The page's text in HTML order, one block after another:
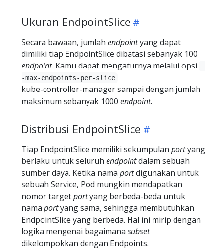
Ukuran EndpointSlice
Secara bawaan, jumlah endpointyang dapat
dimiliki tiap EndpointSlice dibatasi sebanyak 100
endpoint. Kamu dapat mengaturnya melalui opsi
-
-max-endpoints-per-slice
kube-controller-managersampai dengan jumlah
maksimum sebanyak 1000 endpoint.
Distribusi EndpointSlice
Tiap EndpointSlice memiliki sekumpulan portyang
berlaku untuk seluruh endpointdalam sebuah
sumber daya. Ketika nama portdigunakan untuk
sebuah Service, Pod mungkin mendapatkan
nomor targetportyang berbeda-beda untuk
nama portyang sama, sehingga membutuhkan
EndpointSlice yang berbeda. Hal ini mirip dengan
logika mengenai bagaimana subset
dikelompokkan dengan Endpoints.